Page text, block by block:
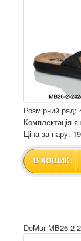
Розмірний ряд:
Комплектація
Ціна за пару:
В КОШИК
DeMur MB26-2-